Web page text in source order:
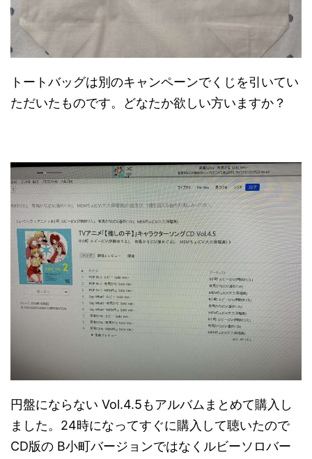
トートバッグは別のキャンペーンでくじを引いてい
ただいたものです。どなたか欲しい方いますか？
円盤にならない Vol.4.5もアルバムまとめて購入し
ました。24時になってすぐに購入して聴いたので
CD版の B小町バージョンではなくルビーソロバー